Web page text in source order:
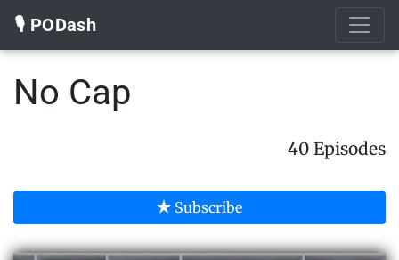
🎙️ PODash
No Cap
40 Episodes
Subscribe